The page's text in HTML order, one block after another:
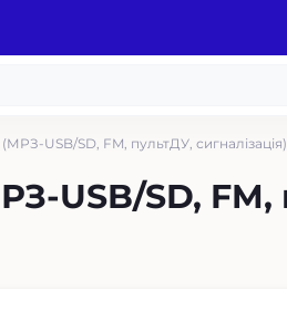
USB/SD, FM, пультДУ,
SD, FM,